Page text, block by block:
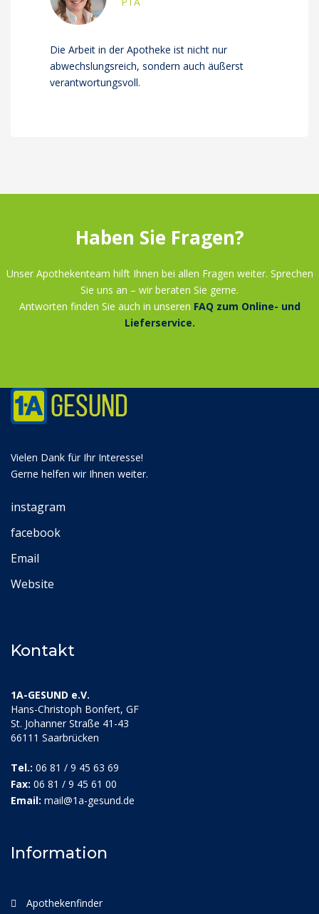
Die Arbeit in der Apotheke ist nicht nur
abwechslungsreich, sondern auch äußerst
verantwortungsvoll.
Haben Sie Fragen?
Unser Apothekenteam hilft Ihnen bei allen Fragen weiter. Sprechen
Sie uns an – wir beraten Sie gerne.
Antworten finden Sie auch in unseren FAQ zum Online- und
Lieferservice.
Vielen Dank für Ihr Interesse!
Gerne helfen wir Ihnen weiter.
instagram
facebook
Email
Website
Kontakt
1A-GESUND e.V.
Hans-Christoph Bonfert, GF
St. Johanner Straße 41-43
66111 Saarbrücken
Tel.: 06 81 / 9 45 63 69
Fax: 06 81 / 9 45 61 00
Email: mail@1a-gesund.de
Information
Apothekenfinder